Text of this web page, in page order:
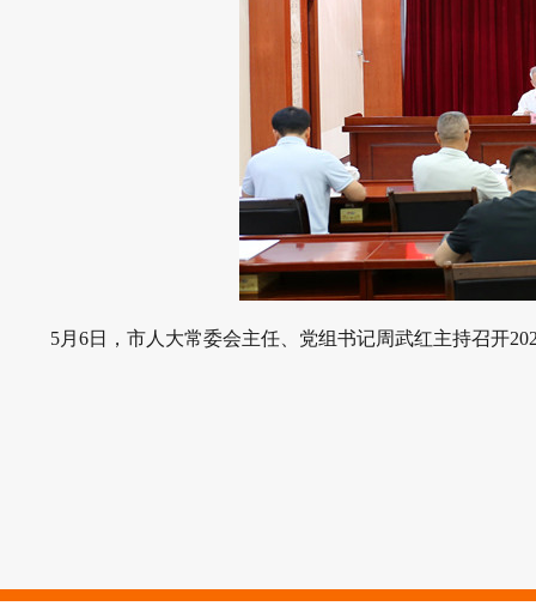
5月6日，市人大常委会主任、党组书记周武红主持召开